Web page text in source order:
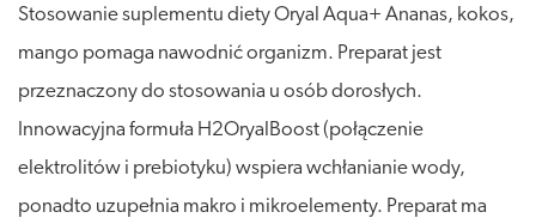
Stosowanie suplementu diety Oryal Aqua+ Ananas, kokos,
mango pomaga nawodnić organizm. Preparat jest
przeznaczony do stosowania u osób dorosłych.
Innowacyjna formuła H2OryalBoost (połączenie
elektrolitów i prebiotyku) wspiera wchłanianie wody,
ponadto uzupełnia makro i mikroelementy. Preparat ma